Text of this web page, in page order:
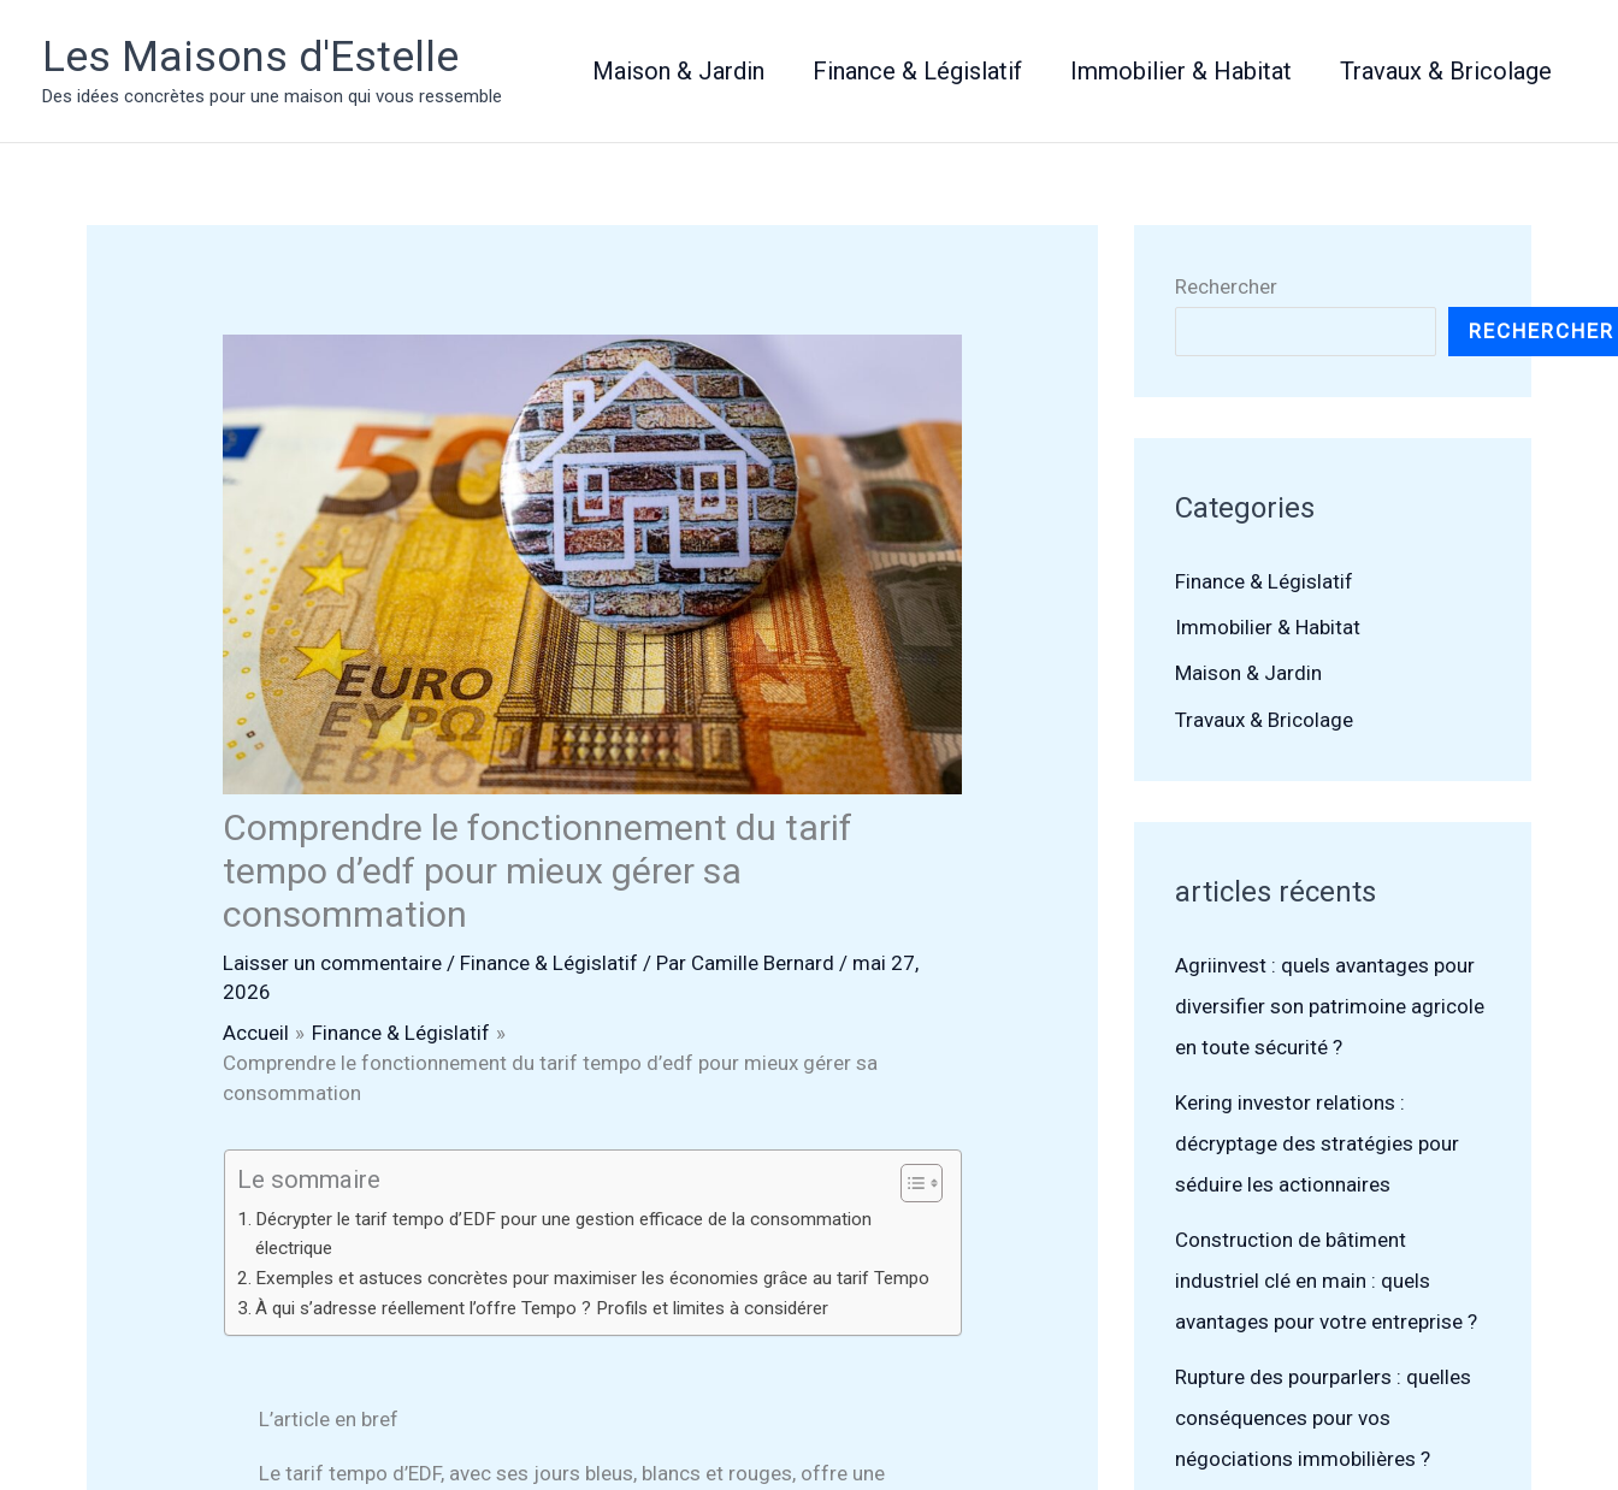
contenuLes Maisons d'Estelle
Des idées concrètes pour une maison qui vous ressemble
Maison & Jardin Finance & Législatif Immobilier & Habitat Travaux & Bricolage
Comprendre le fonctionnement du tarif
tempo d’edf pour mieux gérer sa
consommation
Laisser un commentaire / Finance & Législatif / Par Camille Bernard / mai 27,
2026
Accueil
Finance & Législatif
Comprendre le fonctionnement du tarif tempo d’edf pour mieux gérer sa
consommation
Le sommaire
Décrypter le tarif tempo d’EDF pour une gestion efficace de la consommation
électrique
Exemples et astuces concrètes pour maximiser les économies grâce au tarif Tempo
À qui s’adresse réellement l’offre Tempo ? Profils et limites à considérer
L’article en bref
Le tarif tempo d’EDF, avec ses jours bleus, blancs et rouges, offre une
Rechercher
RECHERCHER
Categories
Finance & Législatif
Immobilier & Habitat
Maison & Jardin
Travaux & Bricolage
articles récents
Agriinvest : quels avantages pour
diversifier son patrimoine agricole
en toute sécurité ?
Kering investor relations :
décryptage des stratégies pour
séduire les actionnaires
Construction de bâtiment
industriel clé en main : quels
avantages pour votre entreprise ?
Rupture des pourparlers : quelles
conséquences pour vos
négociations immobilières ?